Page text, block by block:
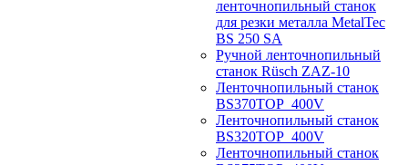
ленточнопильный станок
для резки металла MetalTec
BS 250 SA
Ручной ленточнопильный
станок Rüsch ZAZ-10
Ленточнопильный станок
BS370TOP_400V
Ленточнопильный станок
BS320TOP_400V
Ленточнопильный станок